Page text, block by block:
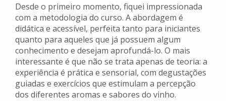
Desde o primeiro momento, fiquei impressionada
com a metodologia do curso. A abordagem é
didática e acessível, perfeita tanto para iniciantes
quanto para aqueles que já possuem algum
conhecimento e desejam aprofundá-lo. O mais
interessante é que não se trata apenas de teoria: a
experiência é prática e sensorial, com degustações
guiadas e exercícios que estimulam a percepção
dos diferentes aromas e sabores do vinho.